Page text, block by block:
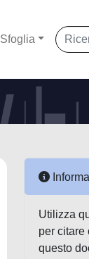
Sfoglia
Utilizza
per citare
questo